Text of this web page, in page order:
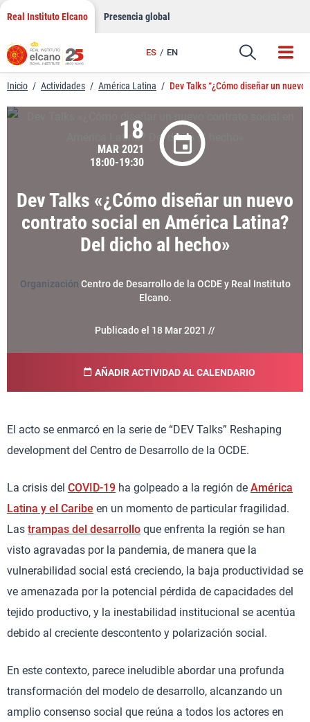
Saltar
contenido
Real Instituto Elcano Presencia global
ES EN
Enlace
Inicio / Actividades / América Latina / Dev Talks “¿Cómo diseñar un
Dev Talks «¿Cómo diseñar un nuevo
contrato social en América Latina?
Del dicho al hecho»
18
MAR 2021
18:00-19:30
Organización Centro de Desarrollo de la OCDE y Real Instituto
Elcano.
Publicado el 18 Mar 2021 //
AÑADIR ACTIVIDAD AL CALENDARIO
El acto se enmarcó en la serie de “DEV Talks” Reshaping
development del Centro de Desarrollo de la OCDE.
La crisis del COVID-19 ha golpeado a la región de América
Latina y el Caribe en un momento de particular fragilidad.
Las trampas del desarrollo que enfrenta la región se han
visto agravadas por la pandemia, de manera que la
vulnerabilidad social está creciendo, la baja productividad se
ve amenazada por la potencial pérdida de capacidades del
tejido productivo, y la inestabilidad institucional se acentúa
debido al creciente descontento y polarización social.
En este contexto, parece ineludible abordar una profunda
transformación del modelo de desarrollo, alcanzando un
amplio consenso social que reúna a todos los actores en